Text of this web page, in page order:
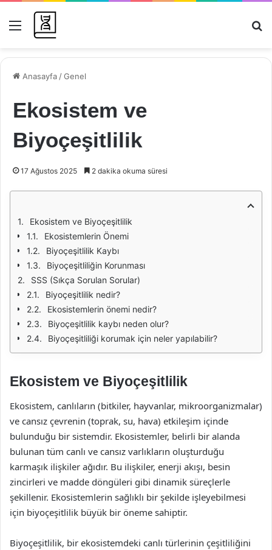
Menü
Anasayfa /Genel
Ekosistem ve
Biyoçeşitlilik
17 Ağustos 2025 2 dakika okuma süresi
Ekosistem ve Biyoçeşitlilik
Ekosistemlerin Önemi
Biyoçeşitlilik Kaybı
Biyoçeşitliliğin Korunması
SSS (Sıkça Sorulan Sorular)
Biyoçeşitlilik nedir?
Ekosistemlerin önemi nedir?
Biyoçeşitlilik kaybı neden olur?
Biyoçeşitliliği korumak için neler yapılabilir?
Ekosistem ve Biyoçeşitlilik
Ekosistem, canlıların (bitkiler, hayvanlar, mikroorganizmalar)
ve cansız çevrenin (toprak, su, hava) etkileşim içinde
bulunduğu bir sistemdir. Ekosistemler, belirli bir alanda
bulunan tüm canlı ve cansız varlıkların oluşturduğu
karmaşık ilişkiler ağıdır. Bu ilişkiler, enerji akışı, besin
zincirleri ve madde döngüleri gibi dinamik süreçlerle
şekillenir. Ekosistemlerin sağlıklı bir şekilde işleyebilmesi
için biyoçeşitlilik büyük bir öneme sahiptir.
Biyoçeşitlilik, bir ekosistemdeki canlı türlerinin çeşitliliğini